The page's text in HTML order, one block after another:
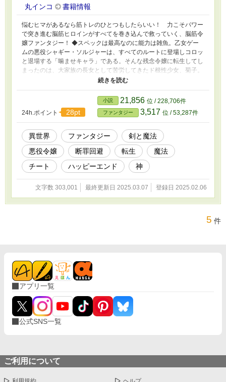
丸インコ 書籍情報
悩むヒマがあるなら筋トレのひとつもしたらいい！ 力こそパワー
で突き進む脳筋ヒロインがすべてを巻き込んで救っていく、脳筋令
嬢ファンタジー！ ◆スペックは最高なのに能力は雑魚。乙女ゲー
ムの悪役シャギー・ソルジャーは、すべてのルートに登場しコロッ
と退場する「噛ませキャラ」である。そんな残念令嬢に転生してし
まったのは、大家族の長女として苦労してきたド根性少女、菊子。
ツイてない転生、しかし菊子にとっては「最高！！」の転生。恵ま
令嬢になる！ ──はずが、なぜか最強騎士が出来上がってしま
い……。 ◆与えられたのは、死ぬ直前に願った『次は“持ってる
側”で生まれたい』という身分。願いどおりの「持ってる人生」
を、前世から「持って来た」根性で切り開いていく、掃き溜めに咲
く雑草菊の小さな愛の物語。 ♥表紙・登場人物などイラストは自作
のものです
24h.ポイント 28pt
小説 21,856 位 / 228,706件
ファンタジー 3,517 位 / 53,287件
異世界 ファンタジー
剣と魔法
悪役令嬢
断罪回避 転生
魔法
チート
ハッピーエンド 神
文字数 303,001 最終更新日 2025.03.07 登録日 2025.02.06
5 件
アプリ一覧
公式SNS一覧
ご利用について